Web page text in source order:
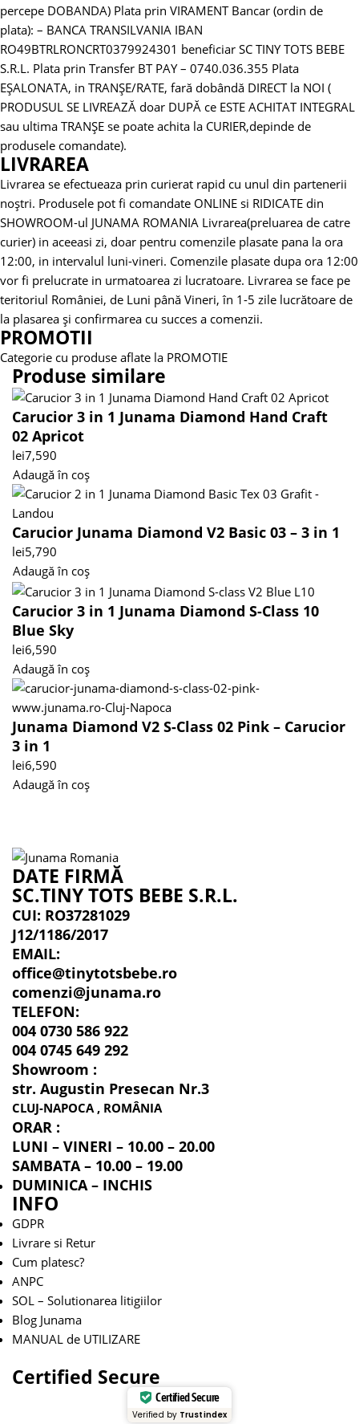
percepe DOBANDA) Plata prin VIRAMENT Bancar (ordin de
plata): – BANCA TRANSILVANIA IBAN
RO49BTRLRONCRT0379924301 beneficiar SC TINY TOTS BEBE
S.R.L. Plata prin Transfer BT PAY – 0740.036.355 Plata
EȘALONATA, in TRANȘE/RATE, fară dobândă DIRECT la NOI (
PRODUSUL SE LIVREAZĂ doar DUPĂ ce ESTE ACHITAT INTEGRAL
sau ultima TRANȘE se poate achita la CURIER,depinde de
produsele comandate).
LIVRAREA
Livrarea se efectueaza prin curierat rapid cu unul din partenerii
noștri. Produsele pot fi comandate ONLINE si RIDICATE din
SHOWROOM-ul JUNAMA ROMANIA Livrarea(preluarea de catre
curier) in aceeasi zi, doar pentru comenzile plasate pana la ora
12:00, in intervalul luni-vineri. Comenzile plasate dupa ora 12:00
vor fi prelucrate in urmatoarea zi lucratoare. Livrarea se face pe
teritoriul României, de Luni până Vineri, în 1-5 zile lucrătoare de
la plasarea și confirmarea cu succes a comenzii.
PROMOTII
Categorie cu produse aflate la PROMOTIE
Produse similare
Carucior 3 in 1 Junama Diamond Hand Craft
02 Apricot
lei7,590
Adaugă în coș
Carucior Junama Diamond V2 Basic 03 – 3 in 1
lei5,790
Adaugă în coș
Carucior 3 in 1 Junama Diamond S-Class 10
Blue Sky
lei6,590
Adaugă în coș
Junama Diamond V2 S-Class 02 Pink – Carucior
3 in 1
lei6,590
Adaugă în coș
DATE FIRMĂ
SC.TINY TOTS BEBE S.R.L.
CUI: RO37281029
J12/1186/2017
EMAIL:
office@tinytotsbebe.ro
comenzi@junama.ro
TELEFON:
004 0730 586 922
004 0745 649 292
Showroom :
str. Augustin Presecan Nr.3
CLUJ-NAPOCA , ROMÂNIA
ORAR :
LUNI – VINERI – 10.00 – 20.00
SAMBATA – 10.00 – 19.00
DUMINICA – INCHIS
INFO
GDPR
Livrare si Retur
Cum platesc?
ANPC
SOL – Solutionarea litigiilor
Blog Junama
MANUAL de UTILIZARE
Certified Secure
Certified Secure
Verified by Trustindex